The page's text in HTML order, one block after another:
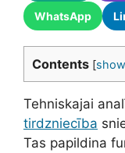
WhatsApp
Contents [show
Tehniskajai
tirdzniecība
Tas papildina